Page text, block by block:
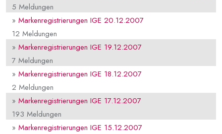
5 Meldungen
» Markenregistrierungen IGE 20.12.2007
12 Meldungen
» Markenregistrierungen IGE 19.12.2007
7 Meldungen
» Markenregistrierungen IGE 18.12.2007
2 Meldungen
» Markenregistrierungen IGE 17.12.2007
193 Meldungen
» Markenregistrierungen IGE 15.12.2007